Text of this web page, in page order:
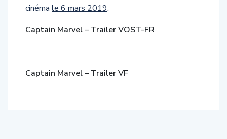
cinéma le 6 mars 2019.
Captain Marvel – Trailer VOST-FR
Captain Marvel – Trailer VF